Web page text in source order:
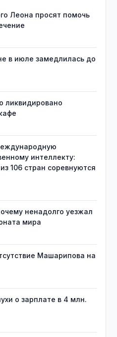
Леона просят помочь
в июле замедлилась до
ликвидировано
интеллекту:
106 стран соревнуются
ненадолго уезжал
мира
Машарипова на
о зарплате в 4 млн.